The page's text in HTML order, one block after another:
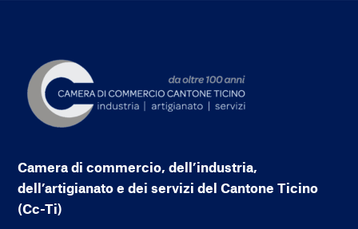
Camera di commercio, dell’industria,
dell’artigianato e dei servizi del Cantone Ticino
(Cc-Ti)